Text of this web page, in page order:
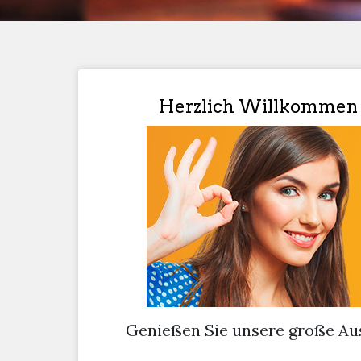
Herzlich Willkommen
Genießen Sie unsere große